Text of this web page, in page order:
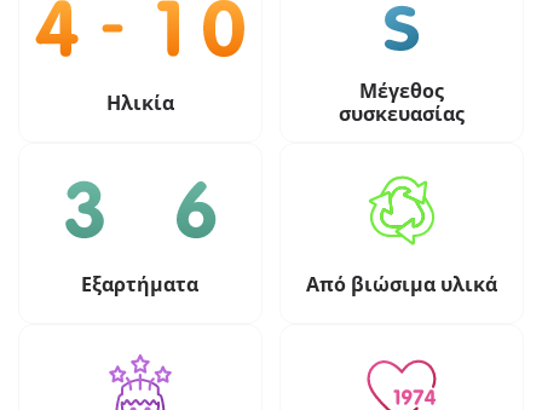
Ηλικία
Μέγεθος
συσκευασίας
Εξαρτήματα Από βιώσιμα υλικά